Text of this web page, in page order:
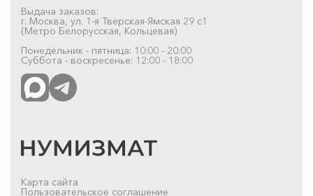
Выдача заказов:
г. Москва, ул. 1-я Тверская-Ямская 29 с1
(Метро Белорусская, Кольцевая)
Понедельник - пятница: 10:00 - 20:00
Суббота - воскресенье: 12:00 - 18:00
Карта сайта
Пользовательское соглашение